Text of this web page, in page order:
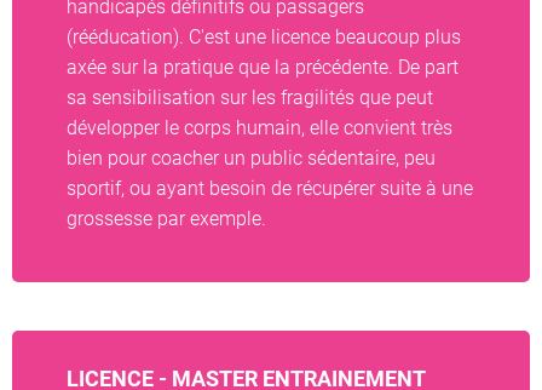
handicapés définitifs ou passagers
(rééducation). C'est une licence beaucoup plus
axée sur la pratique que la précédente. De part
sa sensibilisation sur les fragilités que peut
développer le corps humain, elle convient très
bien pour coacher un public sédentaire, peu
sportif, ou ayant besoin de récupérer suite à une
grossesse par exemple.
LICENCE - MASTER ENTRAINEMENT